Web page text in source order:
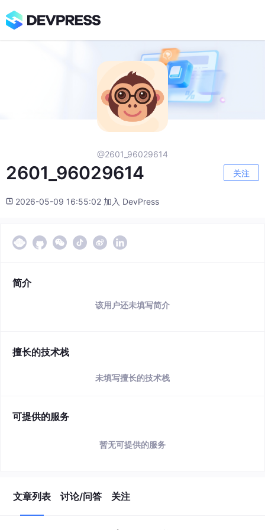
@2601_96029614
2601_96029614 关注
2026-05-09 16:55:02 加入 DevPress
简介
该用户还未填写简介
擅长的技术栈
未填写擅长的技术栈
可提供的服务
暂无可提供的服务
文章列表 讨论/问答 关注